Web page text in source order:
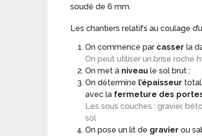
soudé de 6 mm.
Les chantiers relatifs au coulage
On commence par casser la
On peut utiliser un brise roche
On met à niveau le sol brut ;
On détermine l’épaisseur
avec la fermeture des
Les sous couches : gravier,
sol
On pose un lit de gravier ou